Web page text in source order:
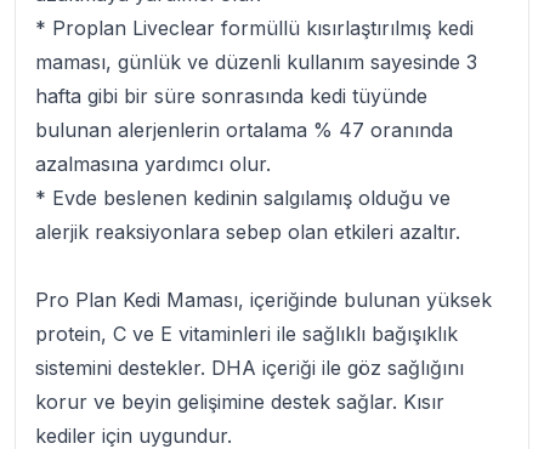
* Proplan Liveclear formüllü kısırlaştırılmış kedi
maması, günlük ve düzenli kullanım sayesinde 3
hafta gibi bir süre sonrasında kedi tüyünde
bulunan alerjenlerin ortalama % 47 oranında
azalmasına yardımcı olur.
* Evde beslenen kedinin salgılamış olduğu ve
alerjik reaksiyonlara sebep olan etkileri azaltır.
Pro Plan Kedi Maması, içeriğinde bulunan yüksek
protein, C ve E vitaminleri ile sağlıklı bağışıklık
sistemini destekler. DHA içeriği ile göz sağlığını
korur ve beyin gelişimine destek sağlar. Kısır
kediler için uygundur.